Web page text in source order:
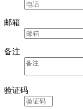
邮箱
备注
验证码